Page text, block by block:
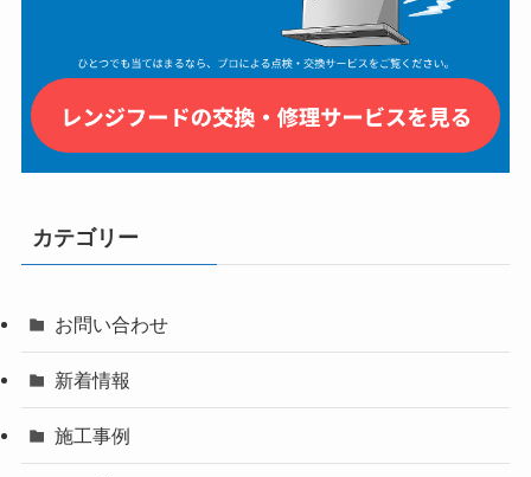
カテゴリー
お問い合わせ
新着情報
施工事例